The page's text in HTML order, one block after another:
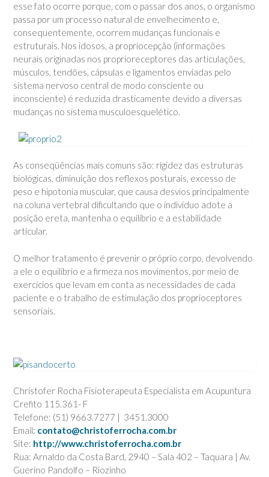
esse fato ocorre porque, com o passar dos anos, o organismo
passa por um processo natural de envelhecimento e,
consequentemente, ocorrem mudanças funcionais e
estruturais. Nos idosos, a propriocepção (informações
neurais originadas nos proprioreceptores das articulações,
músculos, tendões, cápsulas e ligamentos enviadas pelo
sistema nervoso central de modo consciente ou
inconsciente) é reduzida drasticamente devido a diversas
mudanças no sistema musculoesquelético.
As conseqüências mais comuns são: rigidez das estruturas
biológicas, diminuição dos reflexos posturais, excesso de
peso e hipotonia muscular, que causa desvios principalmente
na coluna vertebral dificultando que o individuo adote a
posição ereta, mantenha o equilíbrio e a estabilidade
articular.
O melhor tratamento é prevenir o próprio corpo, devolvendo
a ele o equilíbrio e a firmeza nos movimentos, por meio de
exercícios que levam em conta as necessidades de cada
paciente e o trabalho de estimulação dos proprioceptores
sensoriais.
Christofer Rocha Fisioterapeuta Especialista em Acupuntura
Crefito 115.361- F
Telefone: (51) 9663.7277 | 3451.3000
Email: contato@christoferrocha.com.br
Site: http://www.christoferrocha.com.br
Rua: Arnaldo da Costa Bard, 2940 – Sala 402 – Taquara | Av.
Guerino Pandolfo – Riozinho